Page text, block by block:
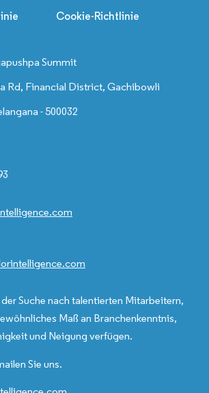
Cookie-Richtlinie
Summit
Rd, Financial District, Gachibowli
- 500032
Suche nach talentierten Mitarbeitern,
Maß an Branchenkenntnis,
und Neigung verfügen.
Sie uns.